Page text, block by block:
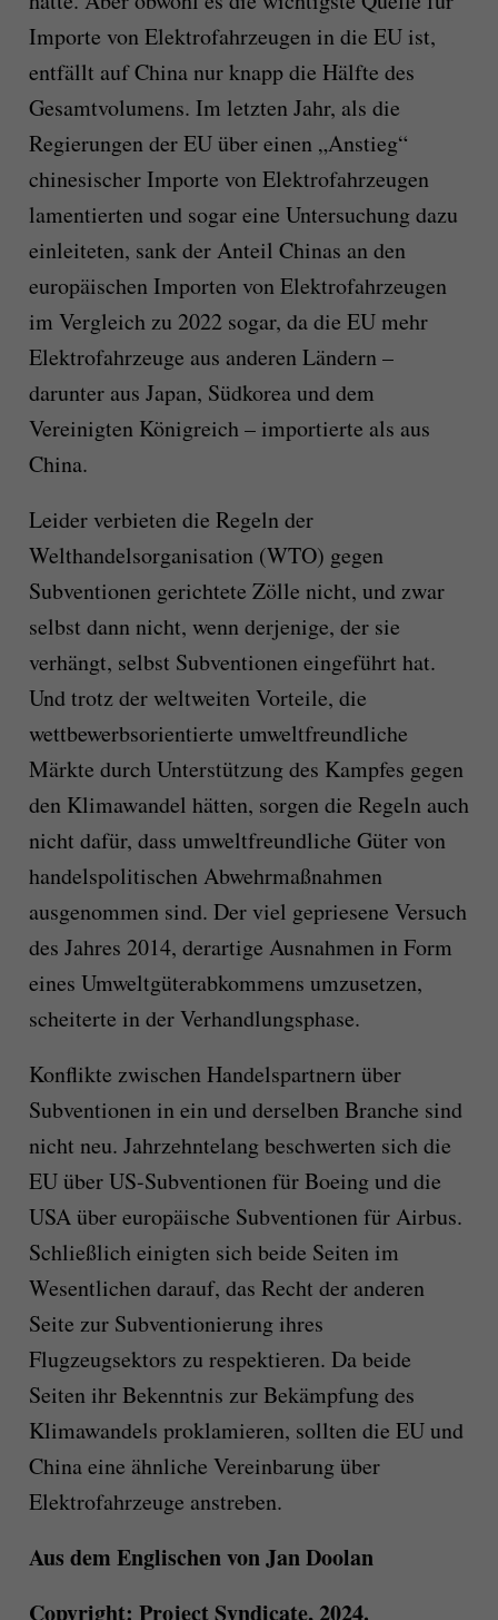
Importe von Elektrofahrzeugen in die EU ist,
entfällt auf China nur knapp die Hälfte des
Gesamtvolumens. Im letzten Jahr, als die
Regierungen der EU über einen „Anstieg“
chinesischer Importe von Elektrofahrzeugen
lamentierten und sogar eine Untersuchung dazu
einleiteten, sank der Anteil Chinas an den
europäischen Importen von Elektrofahrzeugen
im Vergleich zu 2022 sogar, da die EU mehr
Elektrofahrzeuge aus anderen Ländern –
darunter aus Japan, Südkorea und dem
Vereinigten Königreich – importierte als aus
China.
Leider verbieten die Regeln der
Welthandelsorganisation (WTO) gegen
Subventionen gerichtete Zölle nicht, und zwar
selbst dann nicht, wenn derjenige, der sie
verhängt, selbst Subventionen eingeführt hat.
Und trotz der weltweiten Vorteile, die
wettbewerbsorientierte umweltfreundliche
Märkte durch Unterstützung des Kampfes gegen
den Klimawandel hätten, sorgen die Regeln auch
nicht dafür, dass umweltfreundliche Güter von
handelspolitischen Abwehrmaßnahmen
ausgenommen sind. Der viel gepriesene Versuch
des Jahres 2014, derartige Ausnahmen in Form
eines Umweltgüterabkommens umzusetzen,
scheiterte in der Verhandlungsphase.
Konflikte zwischen Handelspartnern über
Subventionen in ein und derselben Branche sind
nicht neu. Jahrzehntelang beschwerten sich die
EU über US-Subventionen für Boeing und die
USA über europäische Subventionen für Airbus.
Schließlich einigten sich beide Seiten im
Wesentlichen darauf, das Recht der anderen
Seite zur Subventionierung ihres
Flugzeugsektors zu respektieren. Da beide
Seiten ihr Bekenntnis zur Bekämpfung des
Klimawandels proklamieren, sollten die EU und
China eine ähnliche Vereinbarung über
Elektrofahrzeuge anstreben.
Aus dem Englischen von Jan Doolan
Copyright: Project Syndicate, 2024.